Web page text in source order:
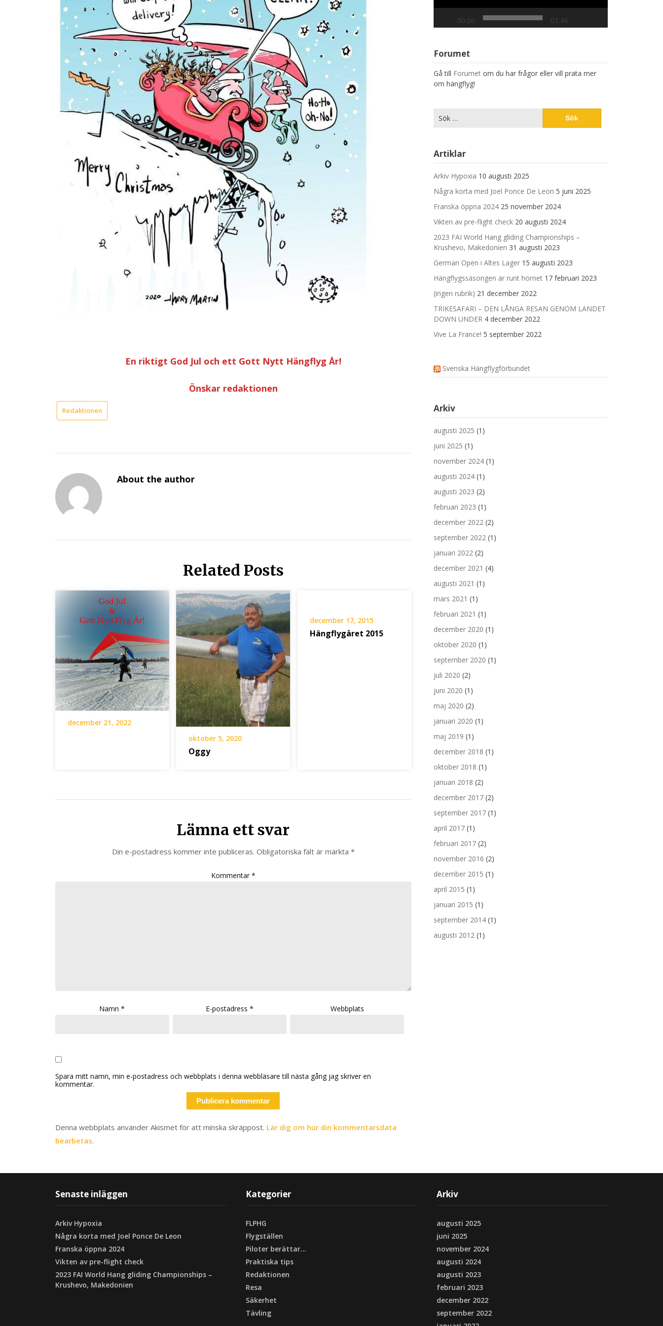
En riktigt God Jul och ett Gott Nytt Hängflyg År!
Önskar redaktionen
Redaktionen
About the author
Related Posts
december 21, 2022
oktober 5, 2020
Oggy
december 17, 2015
Hängflygåret 2015
Lämna ett svar
Din e-postadress kommer inte publiceras. Obligatoriska fält är märkta *
Kommentar*
Namn* E-postadress* Webbplats
Spara mitt namn, min e-postadress och webbplats i denna webbläsare till nästa gång jag skriver en
kommentar.
Denna webbplats använder Akismet för att minska skräppost. Lär dig om hur din kommentarsdata
bearbetas.
00:00 07:46
Forumet
Gå till Forumetom du har frågor eller vill prata mer
om hängflyg!
efter:
Artiklar
Arkiv Hypoxia 10 augusti 2025
Några korta med Joel Ponce De Leon 5 juni 2025
Franska öppna 2024 25 november 2024
Vikten av pre-flight check 20 augusti 2024
2023 FAI World Hang gliding Championships –
Krushevo, Makedonien 31 augusti 2023
German Open i Altes Lager 15 augusti 2023
Hängflygssäsongen är runt hörnet 17 februari 2023
(ingen rubrik) 21 december 2022
TRIKESAFARI – DEN LÅNGA RESAN GENOM LANDET
DOWN UNDER 4 december 2022
Vive La France! 5 september 2022
Svenska Hängflygförbundet
Arkiv
augusti 2025 (1)
juni 2025 (1)
november 2024(1)
augusti 2024(1)
augusti 2023 (2)
februari 2023 (1)
december 2022(2)
september 2022(1)
januari 2022(2)
december 2021 (4)
augusti 2021 (1)
mars 2021 (1)
februari 2021 (1)
december 2020 (1)
oktober 2020 (1)
september 2020 (1)
juli 2020 (2)
juni 2020 (1)
maj 2020 (2)
januari 2020 (1)
maj 2019 (1)
december 2018 (1)
oktober 2018 (1)
januari 2018 (2)
december 2017(2)
september 2017(1)
april 2017(1)
februari 2017(2)
november 2016 (2)
december 2015 (1)
april 2015 (1)
januari 2015 (1)
september 2014(1)
augusti 2012(1)
Senaste inläggen
Arkiv Hypoxia
Några korta med Joel Ponce De Leon
Franska öppna 2024
Vikten av pre-flight check
2023 FAI World Hang gliding Championships –
Krushevo, Makedonien
Kategorier
FLPHG
Flygställen
Piloter berättar…
Praktiska tips
Redaktionen
Resa
Säkerhet
Tävling
Arkiv
augusti 2025
juni 2025
november 2024
augusti 2024
augusti 2023
februari 2023
december 2022
september 2022